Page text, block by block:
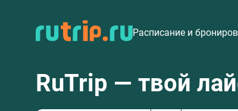
Расписание и
RuTrip — твой